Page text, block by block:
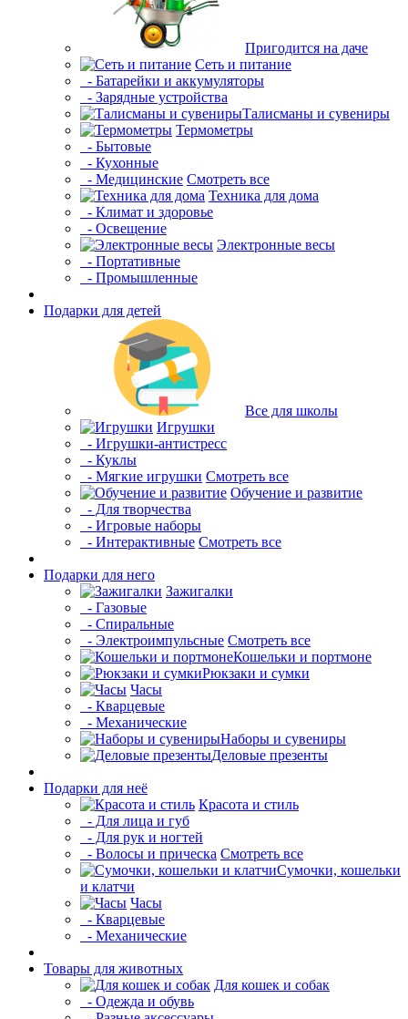
Пригодится на даче
Сеть и питание
- Батарейки и аккумуляторы
- Зарядные устройства
Талисманы и сувениры
Термометры
- Бытовые
- Кухонные
- Медицинские Смотреть все
Техника для дома
- Климат и здоровье
- Освещение
Электронные весы
- Портативные
- Промышленные
Подарки для детей
Все для школы
Игрушки
- Игрушки-антистресс
- Куклы
- Мягкие игрушки Смотреть все
Обучение и развитие
- Для творчества
- Игровые наборы
- Интерактивные Смотреть все
Подарки для него
Зажигалки
- Газовые
- Спиральные
- Электроимпульсные Смотреть все
Кошельки и портмоне
Рюкзаки и сумки
Часы
- Кварцевые
- Механические
Наборы и сувениры
Деловые презенты
Подарки для неё
Красота и стиль
- Для лица и губ
- Для рук и ногтей
- Волосы и прическа Смотреть все
Сумочки, кошельки
и клатчи
Часы
- Кварцевые
- Механические
Товары для животных
Для кошек и собак
- Одежда и обувь